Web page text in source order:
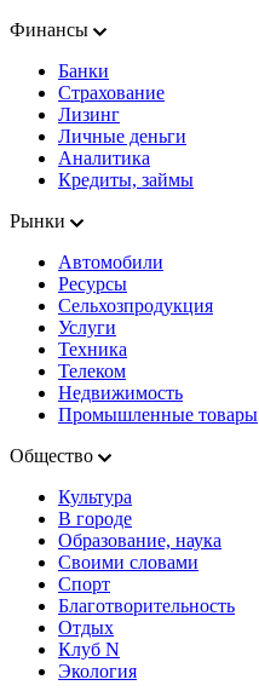
Финансы
Банки
Страхование
Лизинг
Личные деньги
Аналитика
Кредиты, займы
Рынки
Автомобили
Ресурсы
Сельхозпродукция
Услуги
Техника
Телеком
Недвижимость
Промышленные товары
Общество
Культура
В городе
Образование, наука
Своими словами
Спорт
Благотворительность
Отдых
Клуб N
Экология